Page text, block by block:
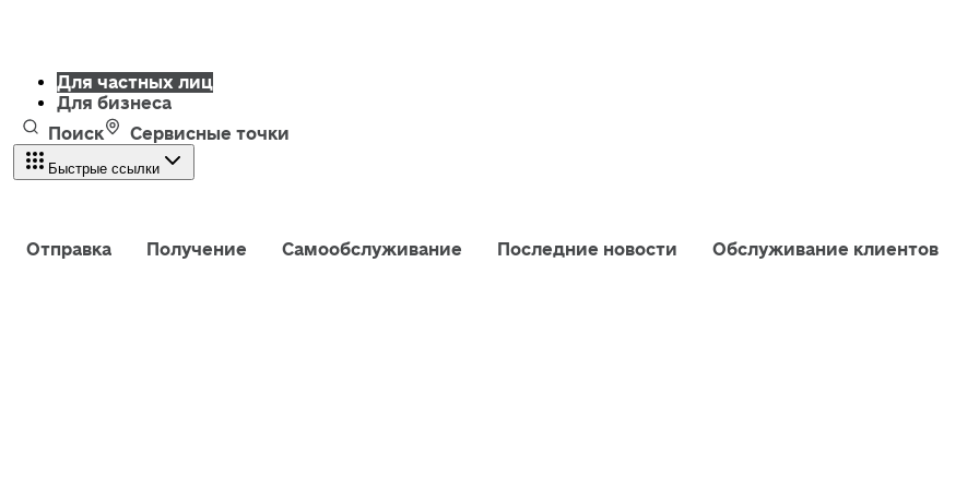
Для частных лиц
Для бизнеса
Поиск
Сервисные точки
Быстрые ссылки
Отправка Получение Самообслуживание Последние новости Обслуживание клиентов